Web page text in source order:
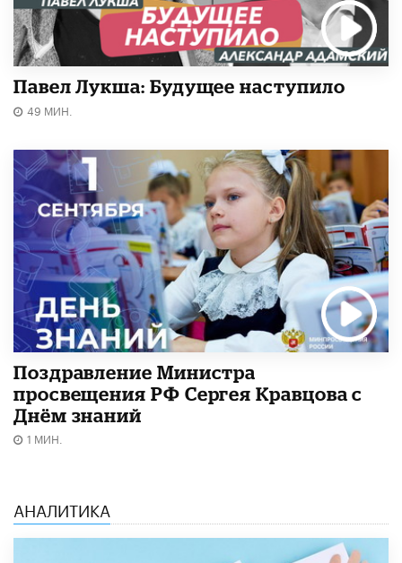
Павел Лукша: Будущее наступило
49 МИН.
Поздравление Министра
просвещения РФ Сергея Кравцова с
Днём знаний
1 МИН.
АНАЛИТИКА